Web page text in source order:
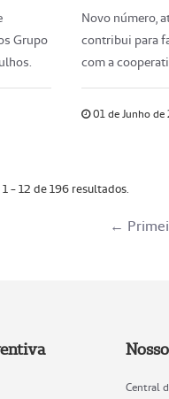
Grupo
Novo número,
contribui para
com a
01 de Junho de
1 - 12 de 196 resultados.
←
Central